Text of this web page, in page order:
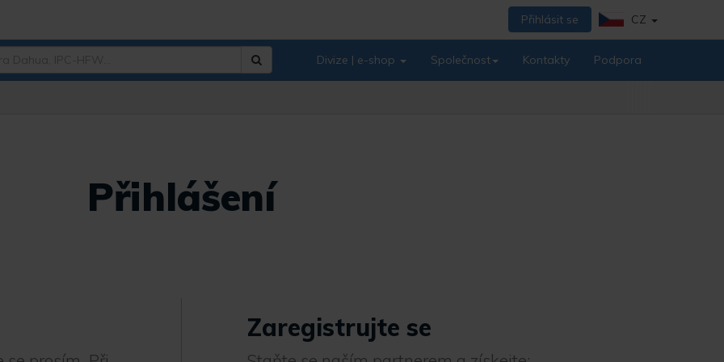
Přihlásit se CZ
Divize | e-shop Společnost Kontakty Podpora
Přihlášení
Zaregistrujte se